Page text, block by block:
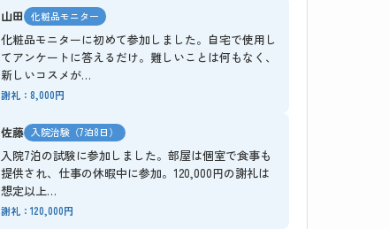
山田 化粧品モニター
化粧品モニターに初めて参加しました。自宅で使用し
てアンケートに答えるだけ。難しいことは何もなく、
新しいコスメが…
謝礼：8,000円
佐藤 入院治験（7泊8日）
入院7泊の試験に参加しました。部屋は個室で食事も
提供され、仕事の休暇中に参加。120,000円の謝礼は
想定以上…
謝礼：120,000円